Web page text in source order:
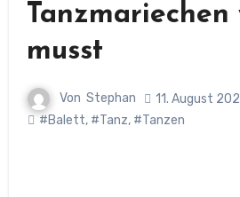
Tanzmariechen
musst
Von Stephan
11. August
#Balett, #Tanz, #Tanzen